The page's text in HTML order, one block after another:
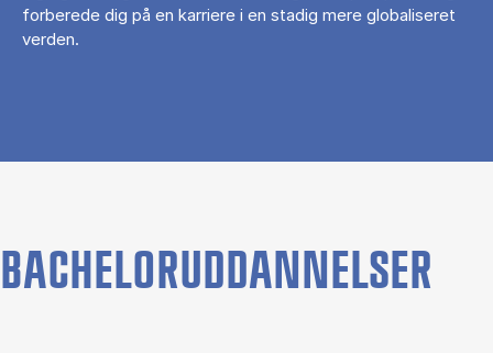
forberede dig på en karriere i en stadig mere globaliseret
verden.
BACHELORUDDANNELSER